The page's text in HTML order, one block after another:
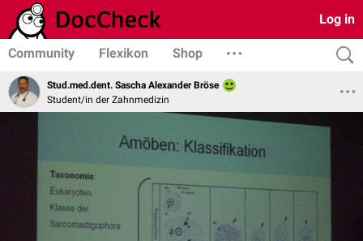
Log in
Community Flexikon Shop
Stud.med.dent. Sascha Alexander Bröse
Student/in der Zahnmedizin